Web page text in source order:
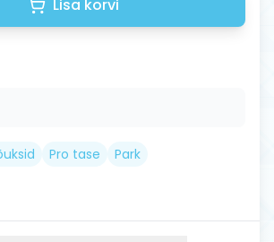
Lisa korvi
Pro tase Park